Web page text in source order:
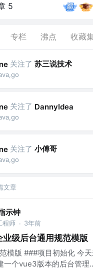
5
专栏 沸点 收藏
关注了 苏三说技术
关注了 DannyIdea
关注了 小傅哥
文章
示钟
程师 · 3年前
级后台通用规范模版
模版 ###项目初始化 今
一个vue3版本的后台管理